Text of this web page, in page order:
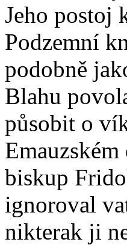
Jeho postoj
Podzemní
podobně
Blahu
působit o
biskup
ignoroval
nikterak ji